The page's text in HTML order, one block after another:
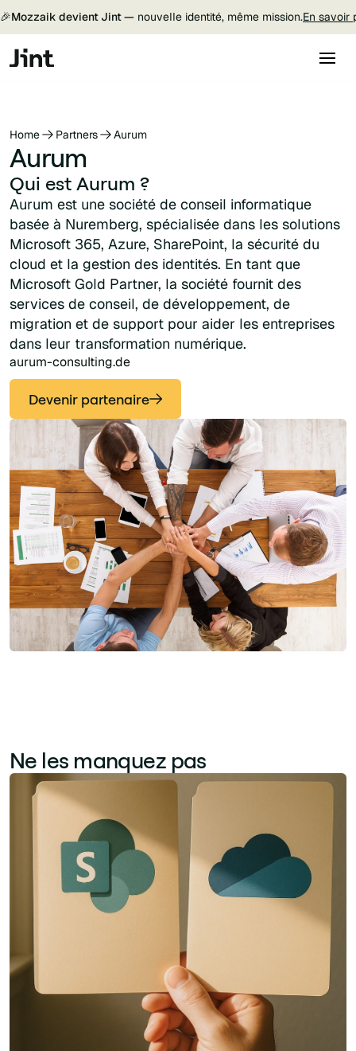
🎉Mozzaik devient Jint — nouvelle identité, même mission.En savoir
Home Partners Aurum
Aurum
Qui est Aurum ?
Aurum est une société de conseil informatique
basée à Nuremberg, spécialisée dans les solutions
Microsoft 365, Azure, SharePoint, la sécurité du
cloud et la gestion des identités. En tant que
Microsoft Gold Partner, la société fournit des
services de conseil, de développement, de
migration et de support pour aider les entreprises
dans leur transformation numérique.
aurum-consulting.de
Devenir partenaire
Ne les manquez pas